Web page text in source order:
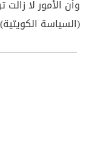
وأن الأمور لا
(السياسة الكويتية)